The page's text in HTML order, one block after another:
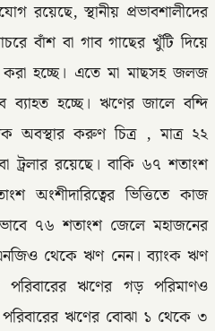
রয়েছে, স্থানীয় প্রভাবশালীদের
বাঁশ বা গাব গাছের খুঁটি দিয়ে
হচ্ছে। এতে মা মাছসহ জলজ
ব্যাহত হচ্ছে। ঋণের জালে বন্দি
অবস্থার করুণ চিত্র , মাত্র ২২
ট্রলার রয়েছে। বাকি ৬৭ শতাংশ
অংশীদারিত্বের ভিত্তিতে কাজ
৭৬ শতাংশ জেলে মহাজনের
থেকে ঋণ নেন। ব্যাংক ঋণ
ঋণের গড় পরিমাণও
ঋণের বোঝা ১ থেকে ৩